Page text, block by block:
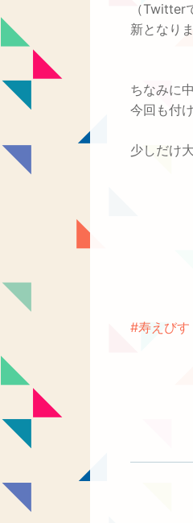
（
新となりま
ちなみに
今回も付
少しだけ
#寿えびす